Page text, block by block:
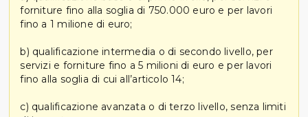
forniture fino alla soglia di 750.000 euro e per lavori
fino a 1 milione di euro;
b) qualificazione intermedia o di secondo livello, per
servizi e forniture fino a 5 milioni di euro e per lavori
fino alla soglia di cui all’articolo 14;
c) qualificazione avanzata o di terzo livello, senza limiti